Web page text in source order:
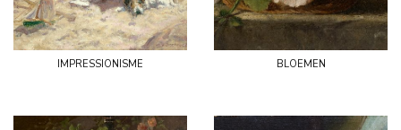
impressionisme bloemen